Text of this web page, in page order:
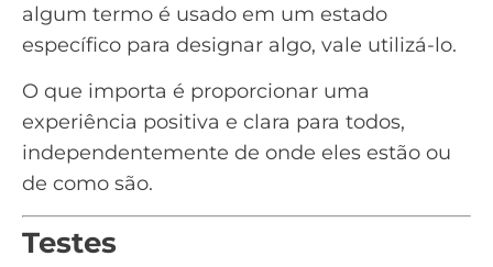
algum termo é usado em um estado
específico para designar algo, vale utilizá-lo.
O que importa é proporcionar uma
experiência positiva e clara para todos,
independentemente de onde eles estão ou
de como são.
Testes